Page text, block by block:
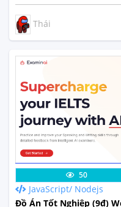
Thái
Lưu code
50
JavaScript/ Nodejs
Đồ Án Tốt Nghiệp (9đ)